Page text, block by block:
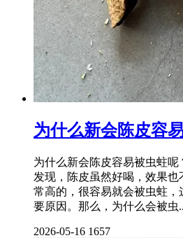
为什么新会陈皮容
为什么新会陈皮容易被虫蛀
发现，陈皮虽然好喝，效果
常高的，很容易就会被虫蛀
要原因。那么，为什么会被虫
2026-05-16 1657